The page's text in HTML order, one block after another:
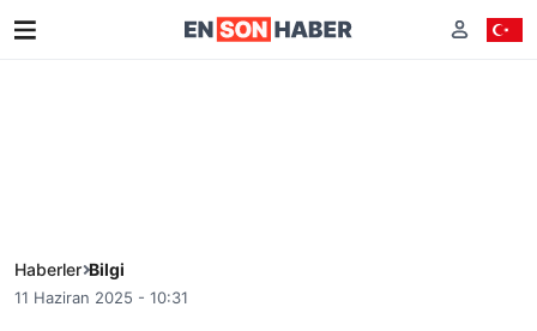
Haberler Bilgi
11 Haziran 2025 - 10:31